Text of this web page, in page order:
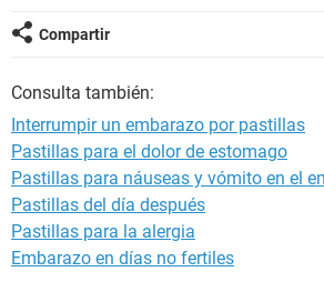
Compartir
Consulta también:
Interrumpir un embarazo por pastillas
Pastillas para el dolor de estomago
Pastillas para náuseas y vómito en el
Pastillas del día después
Pastillas para la alergia
Embarazo en días no fertiles